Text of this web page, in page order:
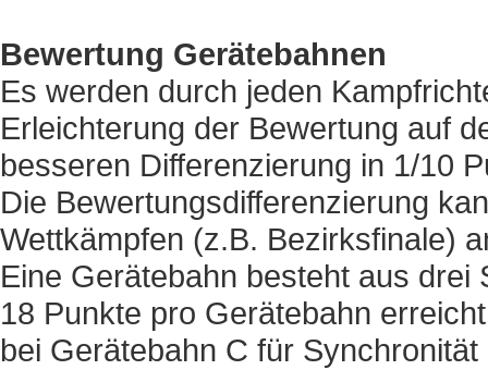
Bewertung Gerätebahnen
Es werden durch jeden
Erleichterung der Bewertung auf
besseren Differenzierung in 1/10
Die Bewertungsdifferenzierung
Wettkämpfen (z.B. Bezirksfinale)
Eine Gerätebahn besteht aus
18 Punkte pro Gerätebahn
bei Gerätebahn C für